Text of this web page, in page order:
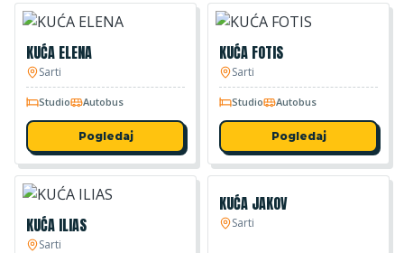
KUĆA ELENA
Sarti
Studio Autobus
Pogledaj
KUĆA FOTIS
Sarti
Studio Autobus
Pogledaj
KUĆA ILIAS
Sarti
KUĆA JAKOV